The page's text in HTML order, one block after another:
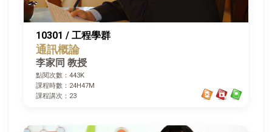
10301 / 工程學群
通訊概論
李家同 教授
點閱次數：443K
課程時數：24H47M
課程講次：23